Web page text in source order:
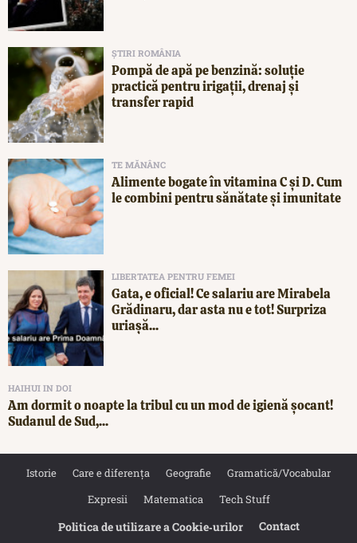
ȘTIRI ROMÂNIA
Pompă de apă pe benzină: soluție
practică pentru irigații, drenaj și
transfer rapid
TE MĂNÂNC
Alimente bogate în vitamina C și D. Cum
le combini pentru sănătate și imunitate
LIBERTATEA PENTRU FEMEI
Gata, e oficial! Ce salariu are Mirabela
Grădinaru, dar asta nu e tot! Surpriza
uriașă...
HAIHUI IN DOI
Am dormit o noapte la tribul cu un mod de igienă șocant!
Sudanul de Sud,...
Istorie Care e diferența Geografie
Gramatică/Vocabular
Expresii
Matematica Tech Stuff
Politica de utilizare a Cookie‐urilor Contact